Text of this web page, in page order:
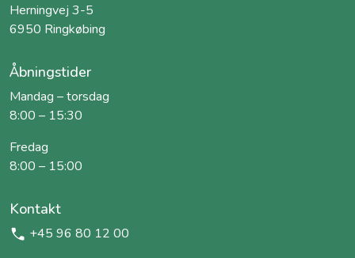
Herningvej 3-5
6950 Ringkøbing
Åbningstider
Mandag – torsdag
8:00 – 15:30
Fredag
8:00 – 15:00
Kontakt
+45 96 80 12 00